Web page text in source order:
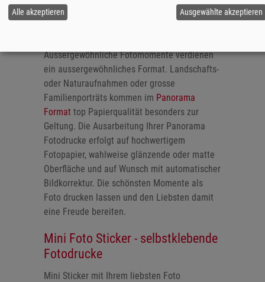
aufhängen.
Aussergewöhnliche Fotomomente verdienen
ein aussergewöhnliches Format. Landschafts-
oder Naturaufnahmen oder grosse
Familienporträts kommen im Panorama
Format top Papierqualität besonders zur
Geltung. Die Ausarbeitung Ihrer Panorama
Fotodrucke erfolgt auf hochwertigem
Fotopapier, wahlweise glänzende oder matte
Oberfläche und auf Wunsch mit automatischer
Bildkorrektur. Die schönsten Momente als
Foto drucken lassen und den Liebsten damit
eine Freude bereiten.
Mini Foto Sticker - selbstklebende
Fotodrucke
Mini Sticker mit Ihrem liebsten Foto
Ausgewählte akzeptieren
Alle akzeptieren